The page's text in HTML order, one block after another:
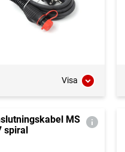
Visa
MS
spiral